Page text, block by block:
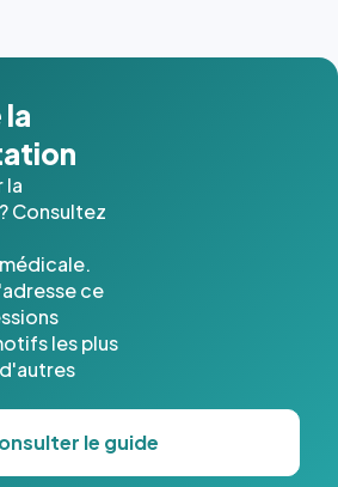
la
la
Consultez
ce
les plus
le guide